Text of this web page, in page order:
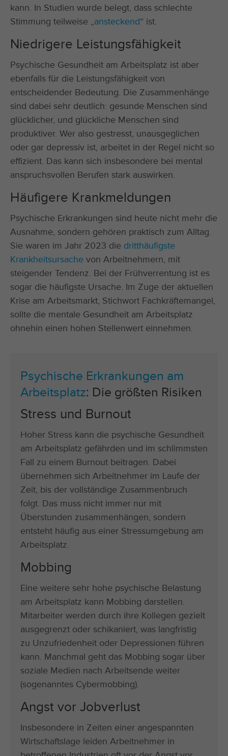
kann. In Studien wurde belegt, dass schlechte
Stimmung teilweise „ansteckend“ ist.
Niedrigere Leistungsfähigkeit
Psychische Gesundheit am Arbeitsplatz ist aber
ebenfalls für die Leistungsfähigkeit von
entscheidender Bedeutung. Die Zusammenhänge
sind dabei sehr deutlich: gesunde Menschen sind
glücklicher, und glückliche Menschen sind
produktiver. Wer also gestresst, unausgeglichen
oder gar depressiv ist, arbeitet in der Regel nicht so
effizient. Das kann sich insbesondere bei mental
anspruchsvollen Berufen stark auswirken.
Häufigere Krankmeldungen
Psychische Erkrankungen sind heute nicht mehr die
Ausnahme, sondern gehören praktisch zum Alltag.
Sie waren im Jahr 2023 die dritthäufigste
Krankheitsursache von Arbeitnehmern, mit
steigender Tendenz. Bei der Frühverrentung ist es
sogar die häufigste Ursache. Im Zuge der aktuellen
Krise am Arbeitsmarkt, Stichwort Fachkräftemangel,
sollte die mentale Gesundheit am Arbeitsplatz
ohnehin einen hohen Stellenwert einnehmen.
Psychische Erkrankungen am
Arbeitsplatz: Die größten Risiken
Stress und Burnout
Hoher Stress kann die psychische Gesundheit
am Arbeitsplatz gefährden und im schlimmsten
Fall zu einem Burnout beitragen. Dabei
übernehmen sich Arbeitnehmer im Laufe der
Zeit, bis der vollständige Zusammenbruch
folgt. Das muss nicht immer nur mit
Überstunden zusammenhängen, sondern
entsteht häufig aus einer Stressumgebung am
Arbeitsplatz.
Mobbing
Eine weitere sehr hohe psychische Belastung
am Arbeitsplatz kann Mobbing darstellen.
Mitarbeiter werden durch ihre Kollegen gezielt
ausgegrenzt oder schikaniert, was langfristig
zu Unzufriedenheit oder Depressionen führen
kann. Manchmal geht das Mobbing sogar über
soziale Medien nach Arbeitsende weiter
(sogenanntes Cybermobbing).
Angst vor Jobverlust
Insbesondere in Zeiten einer angespannten
Wirtschaftslage leiden Arbeitnehmer in